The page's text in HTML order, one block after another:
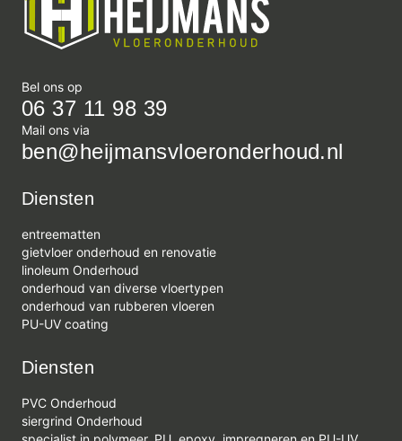
Bel ons op
06 37 11 98 39
Mail ons via
ben@heijmansvloeronderhoud.nl
Diensten
entreematten
gietvloer onderhoud en renovatie
linoleum Onderhoud
onderhoud van diverse vloertypen
onderhoud van rubberen vloeren
PU-UV coating
Diensten
PVC Onderhoud
siergrind Onderhoud